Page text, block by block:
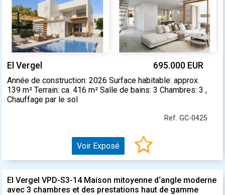
El Vergel 695.000 EUR
Année de construction: 2026 Surface habitable: approx.
139 m² Terrain: ca. 416 m² Salle de bains: 3 Chambres: 3 ,
Chauffage par le sol
Ref. GC-0425
Voir Exposé
El Vergel VPD-S3-14 Maison mitoyenne d‘angle moderne
avec 3 chambres et des prestations haut de gamme